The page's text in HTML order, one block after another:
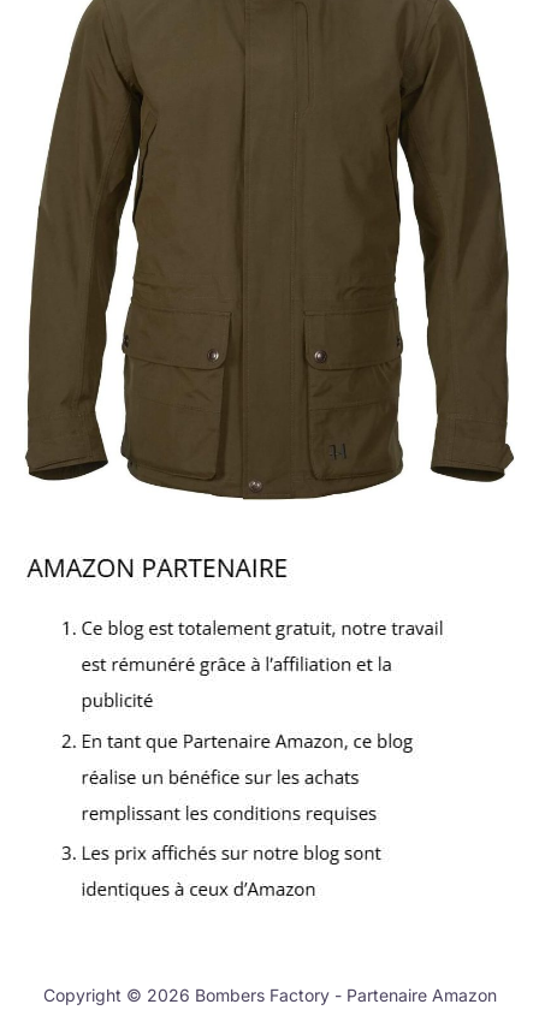
Copyright © 2026 Bombers Factory - Partenaire Amazon